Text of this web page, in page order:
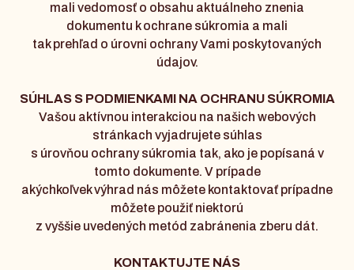
mali vedomosť o obsahu aktuálneho znenia
dokumentu k ochrane súkromia a mali
tak prehľad o úrovni ochrany Vami poskytovaných
údajov.
SÚHLAS S PODMIENKAMI NA OCHRANU SÚKROMIA
Vašou aktívnou interakciou na našich webových
stránkach vyjadrujete súhlas
s úrovňou ochrany súkromia tak, ako je popísaná v
tomto dokumente. V prípade
akýchkoľvek výhrad nás môžete kontaktovať prípadne
môžete použiť niektorú
z vyššie uvedených metód zabránenia zberu dát.
KONTAKTUJTE NÁS